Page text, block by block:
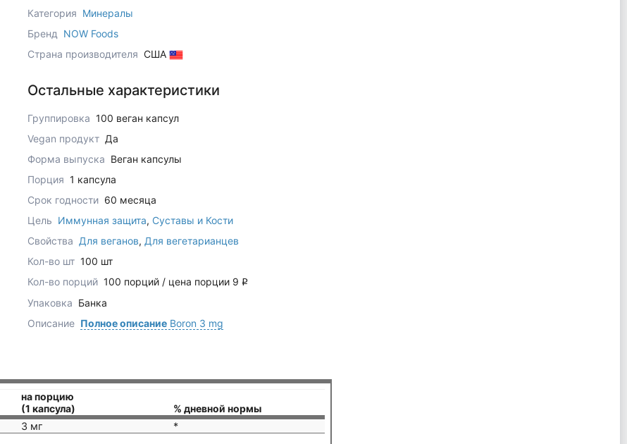
Категория Минералы
Бренд
NOW Foods
Страна производителя США
Остальные характеристики
Группировка 100 веган капсул
Vegan продукт Да
Форма выпуска Веган капсулы
Порция 1 капсула
Срок годности 60 месяца
Цель Иммунная защита, Суставы и Кости
Свойства Для веганов, Для вегетарианцев
Кол-во шт 100 шт
Кол-во порций 100 порций / цена порции 9 q
Упаковка Банка
Описание Полное описаниеBoron 3 mg
на порцию
(1 капсула)
% дневной нормы
3 мг *